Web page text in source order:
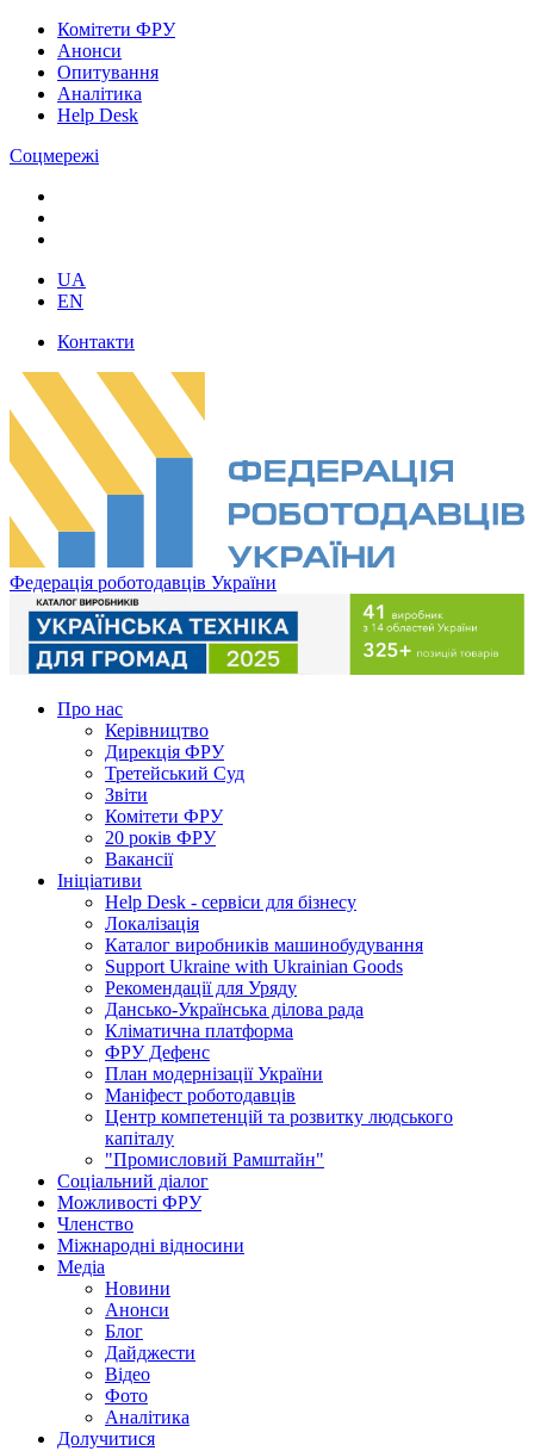
Комітети ФРУ
Анонси
Опитування
Аналітика
Help Desk
Соцмережі
UA
EN
Контакти
Федерація роботодавців України
Про нас
Керівництво
Дирекція ФРУ
Третейський Суд
Звіти
Комітети ФРУ
20 років ФРУ
Вакансії
Ініціативи
Help Desk - сервіси для бізнесу
Локалізація
Каталог виробників машинобудування
Support Ukraine with Ukrainian Goods
Рекомендації для Уряду
Дансько-Українська ділова рада
Кліматична платформа
ФРУ Дефенс
План модернізації України
Маніфест роботодавців
Центр компетенцій та розвитку людського
капіталу
"Промисловий Рамштайн"
Соціальний діалог
Можливості ФРУ
Членство
Міжнародні відносини
Медіа
Новини
Анонси
Блог
Дайджести
Відео
Фото
Аналітика
Долучитися